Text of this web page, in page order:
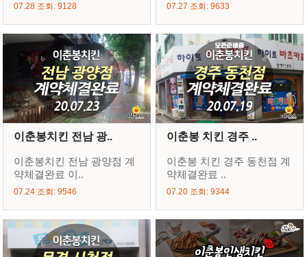
07.28 조회: 9128 07.27 조회: 9633
이춘봉치킨 전남 광..
이춘봉치킨 전남 광양점 계
약체결완료 이..
07.24 조회: 9546
이춘봉 치킨 경주 ..
이춘봉 치킨 경주 동천점 계
약체결완료 ..
07.20 조회: 9344